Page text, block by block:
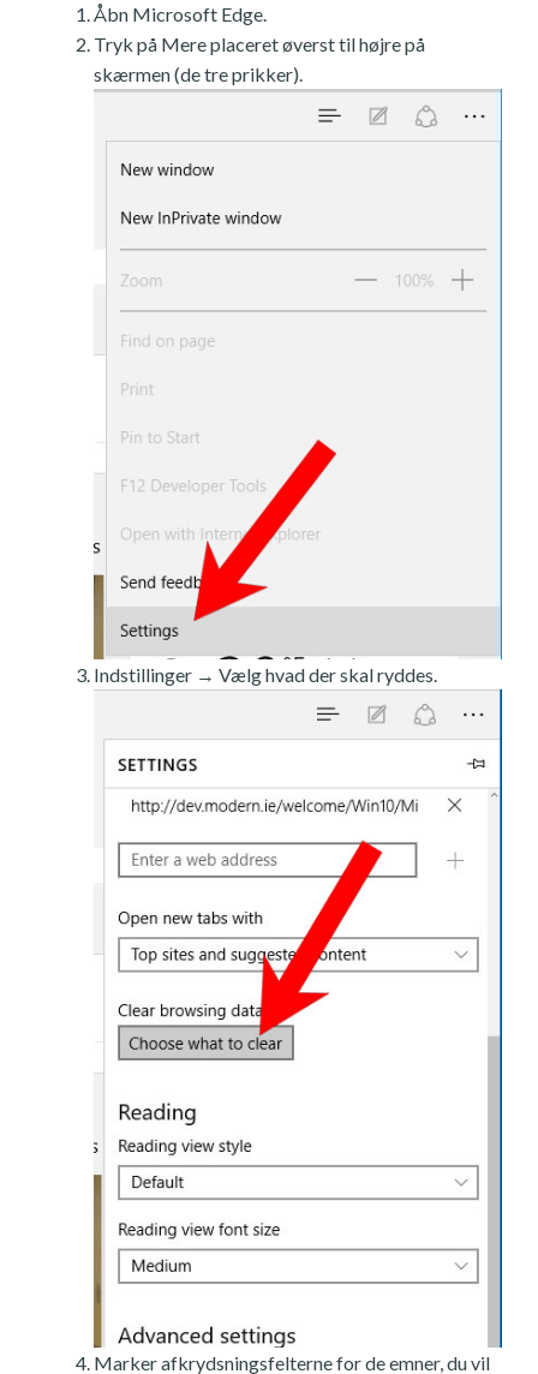
Åbn Microsoft Edge.
Tryk på Mere placeret øverst til højre på
skærmen (de tre prikker).
Indstillinger → Vælg hvad der skal ryddes.
Marker afkrydsningsfelterne for de emner, du vil